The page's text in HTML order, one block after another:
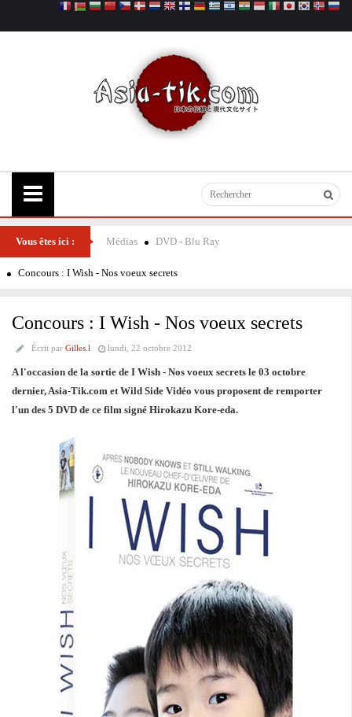
Vous êtes ici : Médias DVD - Blu Ray
Concours : I Wish - Nos voeux secrets
Concours : I Wish - Nos voeux secrets
Écrit par Gilles.l lundi, 22 octobre 2012
A l'occasion de la sortie de I Wish - Nos voeux secrets le 03 octobre
dernier, Asia-Tik.com et Wild Side Vidéo vous proposent de remporter
l'un des 5 DVD de ce film signé Hirokazu Kore-eda.